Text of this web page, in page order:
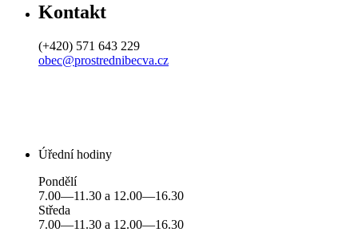
Kontakt
(+420) 571 643 229
obec@prostrednibecva.cz
Úřední hodiny
Pondělí
7.00—11.30 a 12.00—16.30
Středa
7.00—11.30 a 12.00—16.30